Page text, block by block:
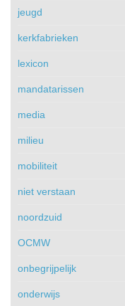
jeugd
kerkfabrieken
lexicon
mandatarissen
media
milieu
mobiliteit
niet verstaan
noordzuid
OCMW
onbegrijpelijk
onderwijs